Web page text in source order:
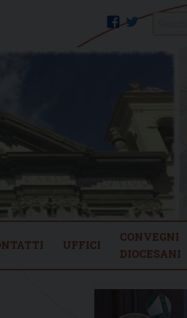
twitter
facebook
UFFICI
CONVEGNI
DIOCESANI